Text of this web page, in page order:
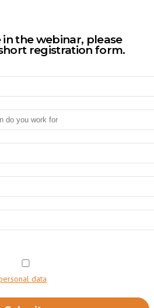
the webinar, please
registration form.
data